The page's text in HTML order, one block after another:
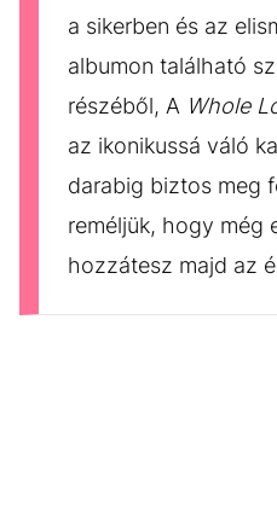
a sikerben és az
albumon található
részéből, A Whole
az ikonikussá váló
darabig biztos meg
reméljük, hogy még
hozzátesz majd az